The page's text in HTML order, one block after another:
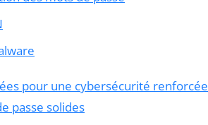
pour une cybersécurité renforcée
passe solides